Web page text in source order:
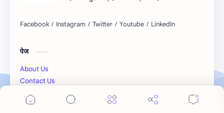
साहित्याच्या प्रवासात सामील व्हा!
पेज
About Us
Contact Us
Privacy / GDPR Policy